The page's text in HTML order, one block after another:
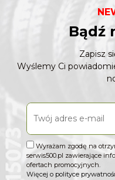
Bądź
Zapisz
Wyślemy Ci
Wyrażam zgodę na
serwis500.pl zawierające
ofertach promocyjnych.
Więcej o polityce